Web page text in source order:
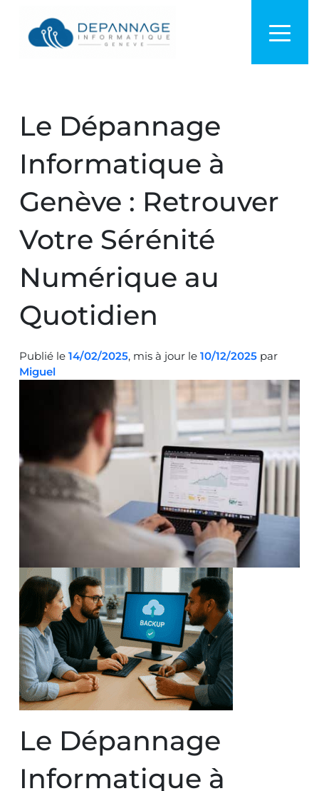
Le Dépannage
Informatique à
Genève : Retrouver
Votre Sérénité
Numérique au
Quotidien
Publié le 14/02/2025, mis à jour le 10/12/2025 par
Miguel
Le Dépannage
Informatique à